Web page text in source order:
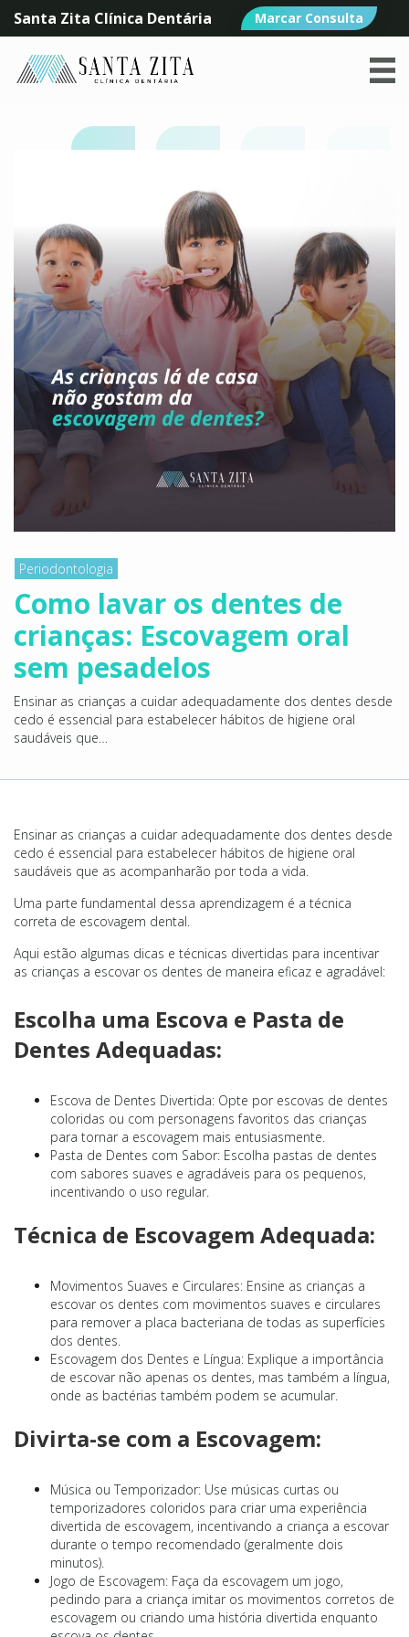
Santa Zita Clínica Dentária Marcar Consulta
Periodontologia
Como lavar os dentes de
crianças: Escovagem oral
sem pesadelos
Ensinar as crianças a cuidar adequadamente dos dentes desde
cedo é essencial para estabelecer hábitos de higiene oral
saudáveis que…
Ensinar as crianças a cuidar adequadamente dos dentes desde
cedo é essencial para estabelecer hábitos de higiene oral
saudáveis que as acompanharão por toda a vida.
Uma parte fundamental dessa aprendizagem é a técnica
correta de escovagem dental.
Aqui estão algumas dicas e técnicas divertidas para incentivar
as crianças a escovar os dentes de maneira eficaz e agradável:
Escolha uma Escova e Pasta de
Dentes Adequadas:
Escova de Dentes Divertida: Opte por escovas de dentes
coloridas ou com personagens favoritos das crianças
para tornar a escovagem mais entusiasmente.
Pasta de Dentes com Sabor: Escolha pastas de dentes
com sabores suaves e agradáveis para os pequenos,
incentivando o uso regular.
Técnica de Escovagem Adequada:
Movimentos Suaves e Circulares: Ensine as crianças a
escovar os dentes com movimentos suaves e circulares
para remover a placa bacteriana de todas as superfícies
dos dentes.
Escovagem dos Dentes e Língua: Explique a importância
de escovar não apenas os dentes, mas também a língua,
onde as bactérias também podem se acumular.
Divirta-se com a Escovagem:
Música ou Temporizador: Use músicas curtas ou
temporizadores coloridos para criar uma experiência
divertida de escovagem, incentivando a criança a escovar
durante o tempo recomendado (geralmente dois
minutos).
Jogo de Escovagem: Faça da escovagem um jogo,
pedindo para a criança imitar os movimentos corretos de
escovagem ou criando uma história divertida enquanto